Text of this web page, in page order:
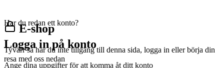
E-shop
Tyvärr så har du inte tillgång till denna sida, logga in eller börja din
resa med oss nedan
Har du redan ett konto?
Logga in på konto
Ange dina uppgifter för att komma åt ditt konto